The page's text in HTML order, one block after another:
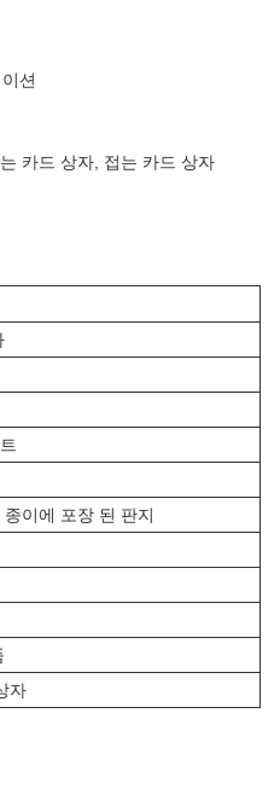
션
카드 상자, 접는 카드 상자
이에 포장 된 판지
자